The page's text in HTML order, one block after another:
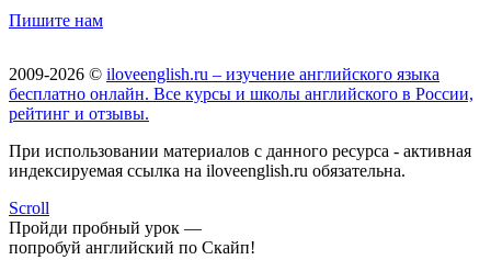
Пишите нам
2009-2026 © iloveenglish.ru – изучение английского языка
бесплатно онлайн. Все курсы и школы английского в России,
рейтинг и отзывы.
При использовании материалов с данного ресурса - активная
индексируемая ссылка на iloveenglish.ru обязательна.
Scroll
Пройди пробный урок —
попробуй английский по Скайп!